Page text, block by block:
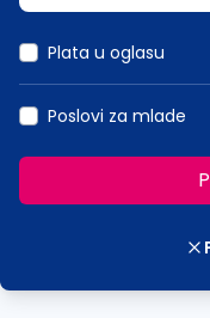
Plata u oglasu
Poslovi za mlade